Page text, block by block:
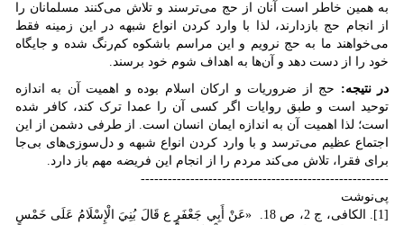
به همین خاطر است آنان از حج می‌ترسند و تلاش می‌کنند مسلمانان را
از انجام حج بازدارند، لذا با وارد کردن انواع شبهه در این زمینه فقط
می‌خواهند ما به حج نرویم و این مراسم باشکوه کم‌رنگ شده و جایگاه
خود را از دست دهد و آن‌ها به اهداف شوم خود برسند.
در نتیجه: حج از ضروریات و ارکان اسلام بوده و اهمیت آن به اندازه
توحید است و طبق روایات اگر کسی آن را عمدا ترک کند، کافر شده
است؛ لذا اهمیت آن به اندازه ایمان انسان است. از طرفی دشمن از این
اجتماع عظیم می‌ترسد و با وارد کردن انواع شبهه و دل‌سوزی‌های بی‌جا
برای فقرا، تلاش می‌کند مردم را از انجام این فریضه مهم باز دارد.
-------------------------------------------------------
پی‌نوشت
[1]. الكافی، ج 2، ص 18. «عَنْ أَبِي جَعْفَرٍ ع قَالَ بُنِيَ الْإِسْلَامُ عَلَى خَمْسٍ